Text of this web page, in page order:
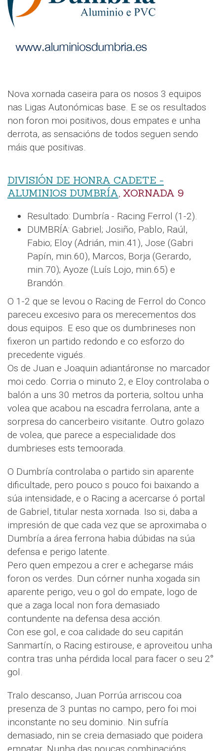
Nova xornada caseira para os nosos 3 equipos
nas Ligas Autonómicas base. E se os resultados
non foron moi positivos, dous empates e unha
derrota, as sensacións de todos seguen sendo
máis que positivas.
DIVISIÓN DE HONRA CADETE -
ALUMINIOS DUMBRÍA, XORNADA 9
Resultado: Dumbría - Racing Ferrol (1-2).
DUMBRÍA: Gabriel; Josiño, Pablo, Raúl,
Fabio; Eloy (Adrián, min.41), Jose (Gabri
Papín, min.60), Marcos, Borja (Gerardo,
min.70); Ayoze (Luís Lojo, min.65) e
Brandón.
O 1-2 que se levou o Racing de Ferrol do Conco
pareceu excesivo para os merecementos dos
dous equipos. E eso que os dumbrineses non
fixeron un partido redondo e co esforzo do
precedente vigués.
Os de Juan e Joaquin adiantáronse no marcador
moi cedo. Corria o minuto 2, e Eloy controlaba o
balón a uns 30 metros da porteria, soltou unha
volea que acabou na escadra ferrolana, ante a
sorpresa do cancerbeiro visitante. Outro golazo
de volea, que parece a especialidade dos
dumbrieses ests temoorada.
O Dumbría controlaba o partido sin aparente
dificultade, pero pouco s pouco foi baixando a
súa intensidade, e o Racing a acercarse ó portal
de Gabriel, titular nesta xornada. Iso si, daba a
impresión de que cada vez que se aproximaba o
Dumbría a área ferrona habia dúbidas na súa
defensa e perigo latente.
Pero quen empezou a crer e achegarse máis
foron os verdes. Dun córner nunha xogada sin
aparente perigo, veu o gol do empate, logo de
que a zaga local non fora demasiado
contundente na defensa desa acción.
Con ese gol, e coa calidade do seu capitán
Sanmartín, o Racing estirouse, e aproveitou unha
contra tras unha pérdida local para facer o seu 2°
gol.
Tralo descanso, Juan Porrúa arriscou coa
presenza de 3 puntas no campo, pero foi moi
inconstante no seu dominio. Nin sufría
demasiado, nin se creia demasiado que poidera